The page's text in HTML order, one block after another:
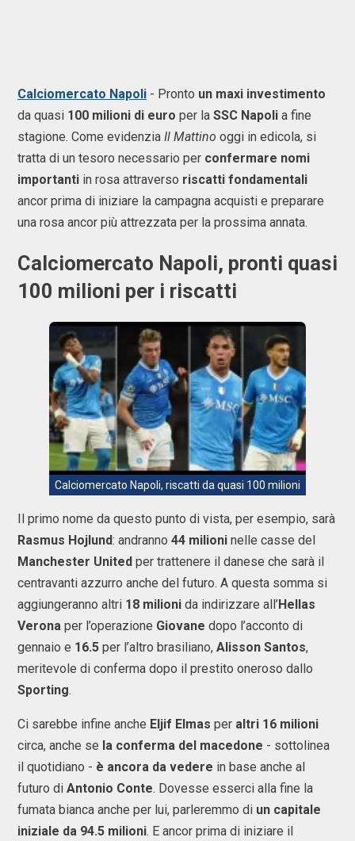
Calciomercato Napoli - Pronto un maxi investimento
da quasi 100 milioni di euro per la SSC Napoli a fine
stagione. Come evidenzia Il Mattino oggi in edicola, si
tratta di un tesoro necessario per confermare nomi
importanti in rosa attraverso riscatti fondamentali
ancor prima di iniziare la campagna acquisti e preparare
una rosa ancor più attrezzata per la prossima annata.
Calciomercato Napoli, pronti quasi
100 milioni per i riscatti
Calciomercato Napoli, riscatti da quasi 100 milioni
Il primo nome da questo punto di vista, per esempio, sarà
Rasmus Hojlund: andranno 44 milioni nelle casse del
Manchester United per trattenere il danese che sarà il
centravanti azzurro anche del futuro. A questa somma si
aggiungeranno altri 18 milioni da indirizzare all’Hellas
Verona per l’operazione Giovane dopo l’acconto di
gennaio e 16.5 per l’altro brasiliano, Alisson Santos,
meritevole di conferma dopo il prestito oneroso dallo
Sporting.
Ci sarebbe infine anche Eljif Elmas per altri 16 milioni
circa, anche se la conferma del macedone - sottolinea
il quotidiano - è ancora da vedere in base anche al
futuro di Antonio Conte. Dovesse esserci alla fine la
fumata bianca anche per lui, parleremmo di un capitale
iniziale da 94.5 milioni. E ancor prima di iniziare il